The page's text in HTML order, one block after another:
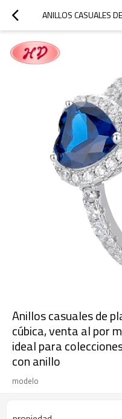
Anillos casuales de
cúbica, venta al por
ideal para
con anillo
modelo